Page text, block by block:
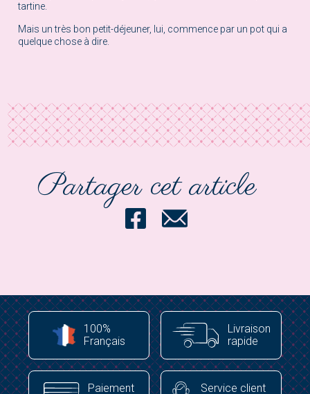
tartine.
Mais un très bon petit-déjeuner, lui, commence par un pot qui a
quelque chose à dire.
Partager cet article
100%
Français
Livraison
rapide
Paiement
Service client